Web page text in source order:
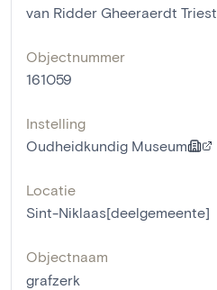
van Ridder Gheeraerdt Triest
Objectnummer
161059
Instelling
Oudheidkundig Museum
Locatie
Sint-Niklaas[deelgemeente]
Objectnaam
grafzerk